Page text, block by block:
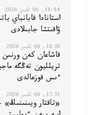
18:44, 06 تامىز 2026
استانادا قابانباي
ۋاقىتشا جابىلادى
18:30, 06 تامىز 2026
تريلليون تەڭگە
ءىس قوزعالدى
17:31, 06 تامىز 2026
«تاقتار ويىنىنىڭ»